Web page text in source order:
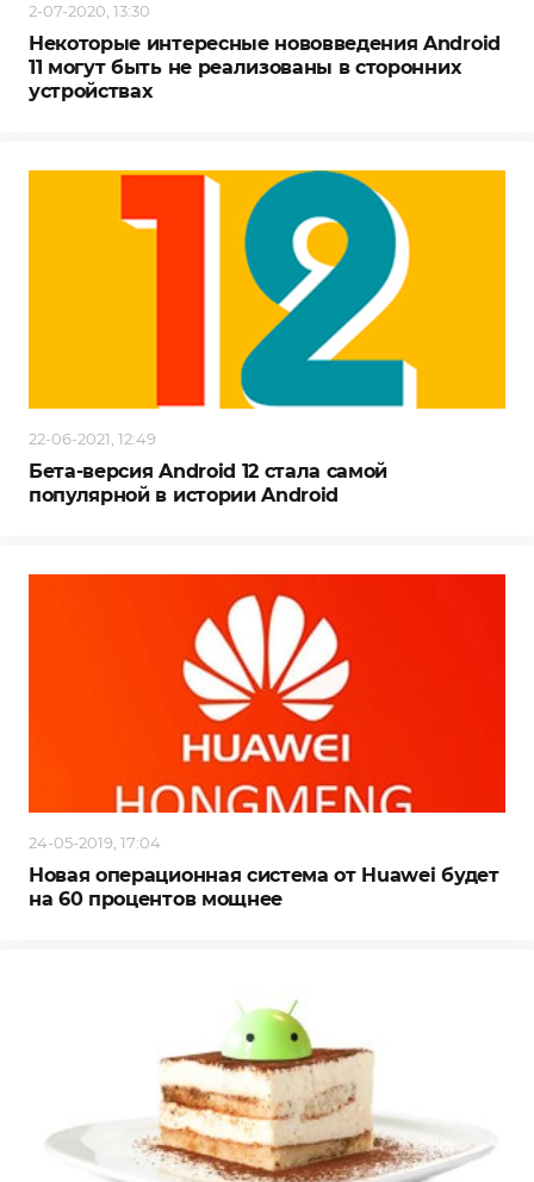
2-07-2020, 13:30
Некоторые интересные нововведения Android
11 могут быть не реализованы в сторонних
устройствах
22-06-2021, 12:49
Бета-версия Android 12 стала самой
популярной в истории Android
24-05-2019, 17:04
Новая операционная система от Huawei будет
на 60 процентов мощнее